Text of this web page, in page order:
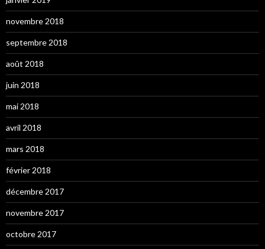
novembre 2018
septembre 2018
août 2018
juin 2018
mai 2018
avril 2018
mars 2018
février 2018
décembre 2017
novembre 2017
octobre 2017